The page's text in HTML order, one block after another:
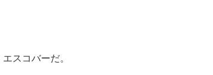
スコバーだ。